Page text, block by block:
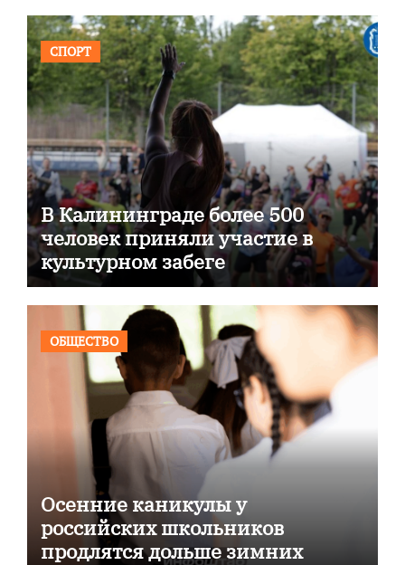
СПОРТ
В Калининграде более 500
человек приняли участие в
культурном забеге
ОБЩЕСТВО
Осенние каникулы у
российских школьников
продлятся дольше зимних